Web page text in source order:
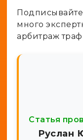
много
арбитраж
Статья
Руслан